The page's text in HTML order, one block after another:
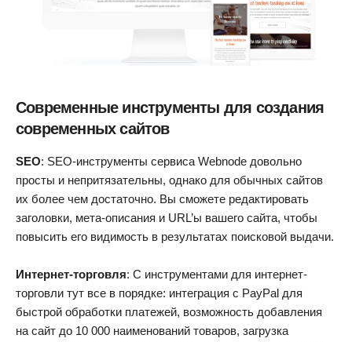
Современные инструменты для создания
современных сайтов
SEO: SEO-инструменты сервиса Webnode довольно
просты и непритязательны, однако для обычных сайтов
их более чем достаточно. Вы сможете редактировать
заголовки, мета-описания и URL’ы вашего сайта, чтобы
повысить его видимость в результатах поисковой выдачи.
Интернет-торговля: С инструментами для интернет-
торговли тут все в порядке: интеграция с PayPal для
быстрой обработки платежей, возможность добавления
на сайт до 10 000 наименований товаров, загрузка